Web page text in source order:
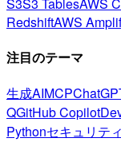
RedshiftAWS
注目のテーマ
生成AIMCP
QGitHub Copilot
Pythonセキュリティ